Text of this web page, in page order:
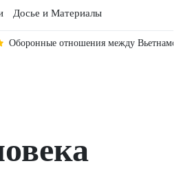
Досье и Материалы
33-я Дипломатическая конференция: